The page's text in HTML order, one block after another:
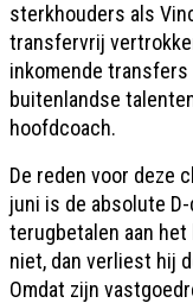
sterkhouders als
transfervrij
inkomende
buitenlandse
hoofdcoach.
De reden voor deze
juni is de absolute
terugbetalen aan het
niet, dan verliest hij
Omdat zijn